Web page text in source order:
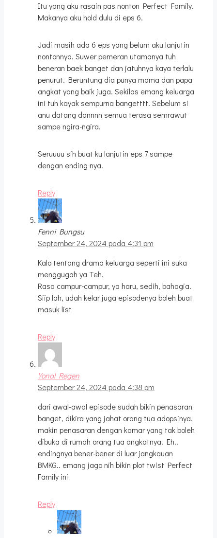
Itu yang aku rasain pas nonton Perfect Family.
Makanya aku hold dulu di eps 6.
Jadi masih ada 6 eps yang belum aku lanjutin
nontonnya. Suwer pemeran utamanya tuh
beneran baek banget dan jatuhnya kaya terlalu
penurut. Beruntung dia punya mama dan papa
angkat yang baik juga. Sekilas emang keluarga
ini tuh kayak sempurna bangetttt. Sebelum si
anu datang dannnn semua terasa semrawut
sampe ngira-ngira.
Seruuuu sih buat ku lanjutin eps 7 sampe
dengan ending nya.
Reply
Fenni Bungsu
September 24, 2024 pada 4:31 pm
Kalo tentang drama keluarga seperti ini suka
menggugah ya Teh.
Rasa campur-campur, ya haru, sedih, bahagia.
Siip lah, udah kelar juga episodenya boleh buat
masuk list
Reply
Yonal Regen
September 24, 2024 pada 4:38 pm
dari awal-awal episode sudah bikin penasaran
banget, dikira yang jahat orang tua adopsinya.
makin penasaran dengan kamar yang tak boleh
dibuka di rumah orang tua angkatnya. Eh..
endingnya bener-bener di luar jangkauan
BMKG.. emang jago nih bikin plot twist Perfect
Family ini
Reply